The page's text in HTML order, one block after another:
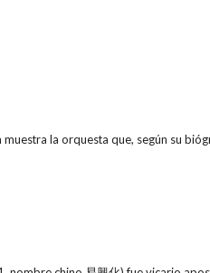
la orquesta que, según su